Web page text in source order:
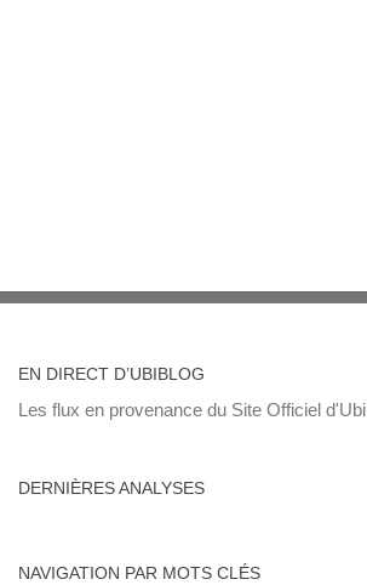
EN DIRECT D’UBIBLOG
Les flux en provenance du Site Officiel d'Ubi
DERNIÈRES ANALYSES
NAVIGATION PAR MOTS CLÉS